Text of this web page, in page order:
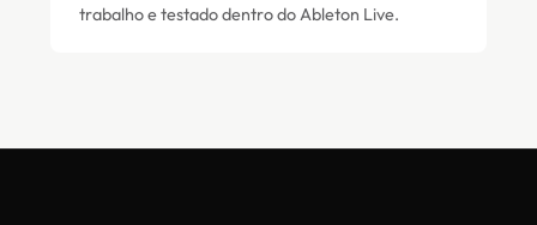
trabalho e testado dentro do Ableton Live.